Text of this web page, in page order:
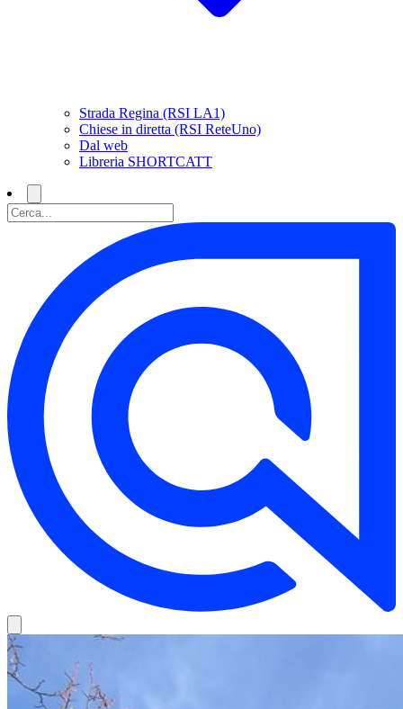
Strada Regina (RSI LA1)
Chiese in diretta (RSI ReteUno)
Dal web
Libreria SHORTCATT